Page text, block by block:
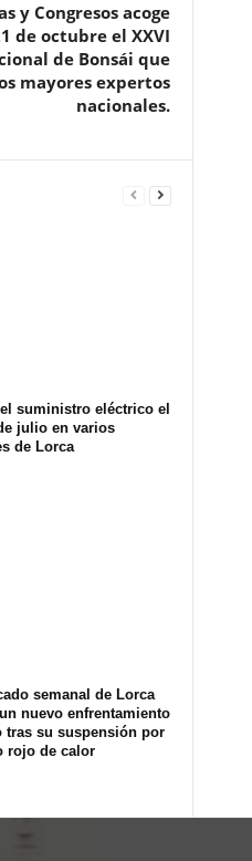
y Congresos acoge
de octubre el XXVI
de Bonsái que
mayores expertos
nacionales.
suministro eléctrico el
julio en varios
de Lorca
semanal de Lorca
nuevo enfrentamiento
tras su suspensión por
rojo de calor